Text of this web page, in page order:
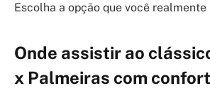
Escolha a opção que você realmente
Onde assistir ao
x Palmeiras com